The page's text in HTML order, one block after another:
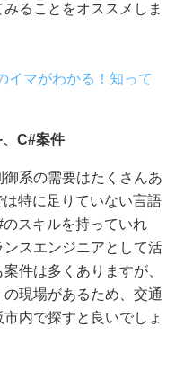
ることをオススメしま
イマがわかる！知って
C#案件
系の需要はたくさんあ
特に足りていない言語
スキルを持っていれ
スエンジニアとして活
件は多くありますが、
現場があるため、交通
内で探すと良いでしょ